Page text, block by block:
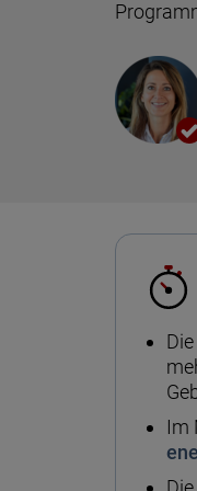
ETF
Auto-
Vergleich
Prepaid
Im